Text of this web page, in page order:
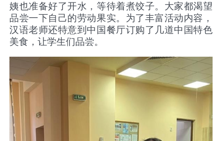
姨也准备好了开水，等待着煮饺子。大家都渴望
品尝一下自己的劳动果实。为了丰富活动内容，
汉语老师还特意到中国餐厅订购了几道中国特色
美食，让学生们品尝。